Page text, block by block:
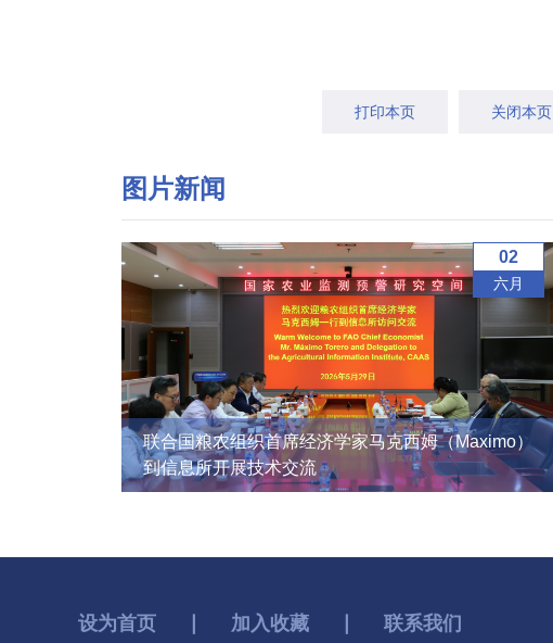
打印本页 关闭本页
图片新闻
联合国粮农组织首席经济学家马克西姆（Maximo）
到信息所开展技术交流
02
六月
设为首页 加入收藏 联系我们